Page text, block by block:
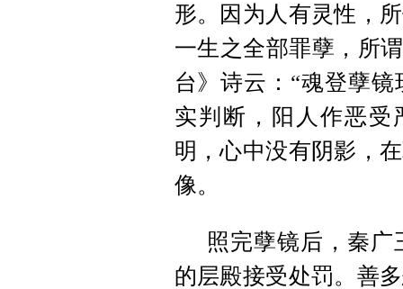
形。因为人有灵性，
一生之全部罪孽，所
台》诗云：“魂登孽
实判断，阳人作恶受
明，心中没有阴影，
像。
照完孽镜后，秦
的层殿接受处罚。善